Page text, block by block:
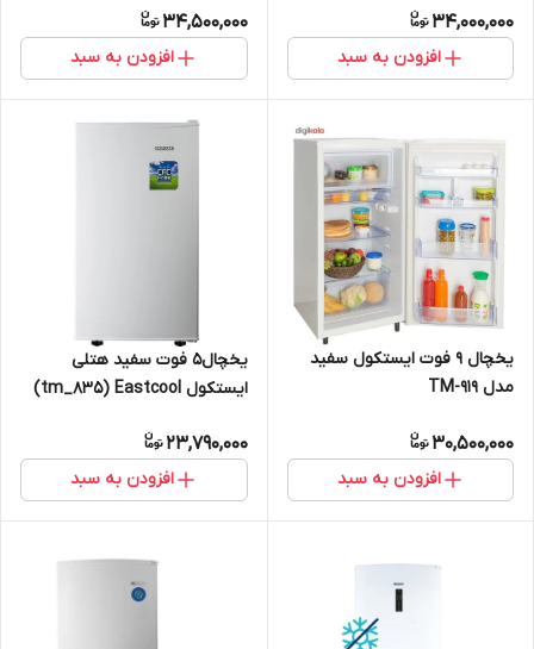
34,000,000
افزودن به سبد
34,500,000
افزودن به سبد
یخچال 9 فوت ایستکول سفید
مدل TM-919
30,500,000
افزودن به سبد
یخچال5 فوت سفید هتلی
ایستکول tm_835) Eastcool)
23,790,000
افزودن به سبد